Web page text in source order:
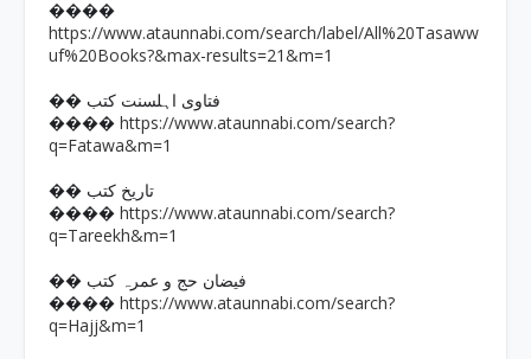
����
https://www.ataunnabi.com/search/label/All%20Tasaww
uf%20Books?&max-results=21&m=1
�� فتاوی اہلسنت کتب
���� https://www.ataunnabi.com/search?
q=Fatawa&m=1
�� تاریخ کتب
���� https://www.ataunnabi.com/search?
q=Tareekh&m=1
�� فیضان حج و عمرہ کتب
���� https://www.ataunnabi.com/search?
q=Hajj&m=1